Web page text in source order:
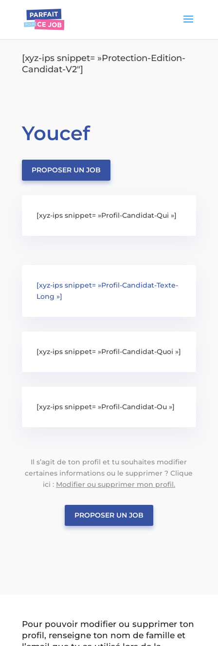
[xyz-ips snippet= »Protection-Edition-
Candidat-V2″]
Youcef
PROPOSER UN JOB
[xyz-ips snippet= »Profil-Candidat-Qui »]
[xyz-ips snippet= »Profil-Candidat-Texte-
Long »]
[xyz-ips snippet= »Profil-Candidat-Quoi »]
[xyz-ips snippet= »Profil-Candidat-Ou »]
Il s’agit de ton profil et tu souhaites modifier
certaines informations ou le supprimer ? Clique
ici : Modifier ou supprimer mon profil.
PROPOSER UN JOB
Pour pouvoir modifier ou supprimer ton
profil, renseigne ton nom de famille et